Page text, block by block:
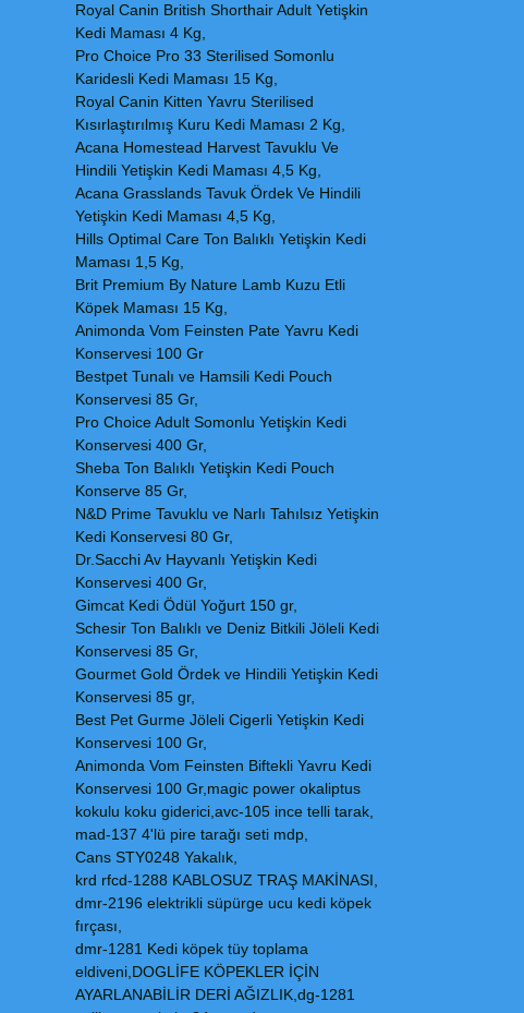
Royal Canin British Shorthair Adult Yetişkin
Kedi Maması 4 Kg,
Pro Choice Pro 33 Sterilised Somonlu
Karidesli Kedi Maması 15 Kg,
Royal Canin Kitten Yavru Sterilised
Kısırlaştırılmış Kuru Kedi Maması 2 Kg,
Acana Homestead Harvest Tavuklu Ve
Hindili Yetişkin Kedi Maması 4,5 Kg,
Acana Grasslands Tavuk Ördek Ve Hindili
Yetişkin Kedi Maması 4,5 Kg,
Hills Optimal Care Ton Balıklı Yetişkin Kedi
Maması 1,5 Kg,
Brit Premium By Nature Lamb Kuzu Etli
Köpek Maması 15 Kg,
Animonda Vom Feinsten Pate Yavru Kedi
Konservesi 100 Gr
Bestpet Tunalı ve Hamsili Kedi Pouch
Konservesi 85 Gr,
Pro Choice Adult Somonlu Yetişkin Kedi
Konservesi 400 Gr,
Sheba Ton Balıklı Yetişkin Kedi Pouch
Konserve 85 Gr,
N&D Prime Tavuklu ve Narlı Tahılsız Yetişkin
Kedi Konservesi 80 Gr,
Dr.Sacchi Av Hayvanlı Yetişkin Kedi
Konservesi 400 Gr,
Gimcat Kedi Ödül Yoğurt 150 gr,
Schesir Ton Balıklı ve Deniz Bitkili Jöleli Kedi
Konservesi 85 Gr,
Gourmet Gold Ördek ve Hindili Yetişkin Kedi
Konservesi 85 gr,
Best Pet Gurme Jöleli Cigerli Yetişkin Kedi
Konservesi 100 Gr,
Animonda Vom Feinsten Biftekli Yavru Kedi
Konservesi 100 Gr,magic power okaliptus
kokulu koku giderici,avc-105 ince telli tarak,
mad-137 4'lü pire tarağı seti mdp,
Cans STY0248 Yakalık,
krd rfcd-1288 KABLOSUZ TRAŞ MAKİNASI,
dmr-2196 elektrikli süpürge ucu kedi köpek
fırçası,
dmr-1281 Kedi köpek tüy toplama
eldiveni,DOGLİFE KÖPEKLER İÇİN
AYARLANABİLİR DERİ AĞIZLIK,dg-1281